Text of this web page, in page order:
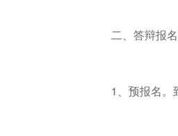
二、答辩报
1、预报名。